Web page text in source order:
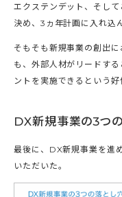
エクステンデット、そし
決め、3ヵ年計画に入れ込
そもそも新規事業の創出
も、外部人材がリードす
ントを実施できるという好
DX新規事業の3つ
最後に、DX新規事業を進
いただいた。